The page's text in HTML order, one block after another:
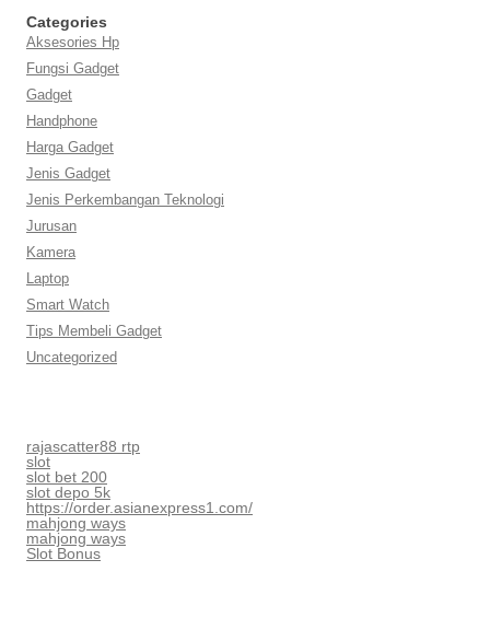
Categories
Aksesories Hp
Fungsi Gadget
Gadget
Handphone
Harga Gadget
Jenis Gadget
Jenis Perkembangan Teknologi
Jurusan
Kamera
Laptop
Smart Watch
Tips Membeli Gadget
Uncategorized
rajascatter88 rtp
slot
slot bet 200
slot depo 5k
https://order.asianexpress1.com/
mahjong ways
mahjong ways
Slot Bonus